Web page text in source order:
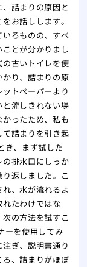
詰まりの原因と
お話しします。
るものの、すべ
とが分かりまし
古いトイレを使
り、詰まりの原
トペーパーより
流しきれない場
ったため、私も
詰まりを引き起
き、まず試した
排水口にしっか
返しました。こ
、水が流れるよ
たわけではな
の方法を試すこ
ーを使用してみ
ぎ、説明書通り
、詰まりがほぼ